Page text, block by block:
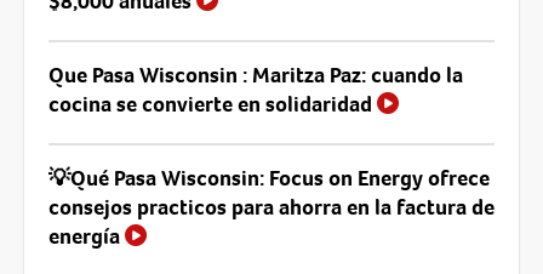
Que Pasa Wisconsin : Maritza Paz: cuando la
cocina se convierte en solidaridad
💡Qué Pasa Wisconsin: Focus on Energy ofrece
consejos practicos para ahorra en la factura de
energía